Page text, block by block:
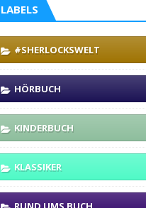
LABELS
#SHERLOCKSWELT
HÖRBUCH
KINDERBUCH
KLASSIKER